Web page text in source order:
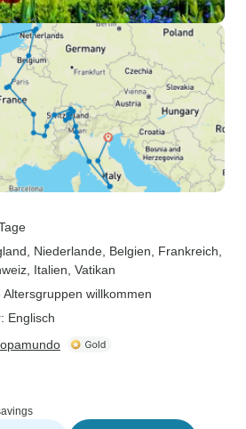
, Niederlande , Belgien , Frankreich
, Italien , Vatikan
Altersgruppen willkommen
Englisch